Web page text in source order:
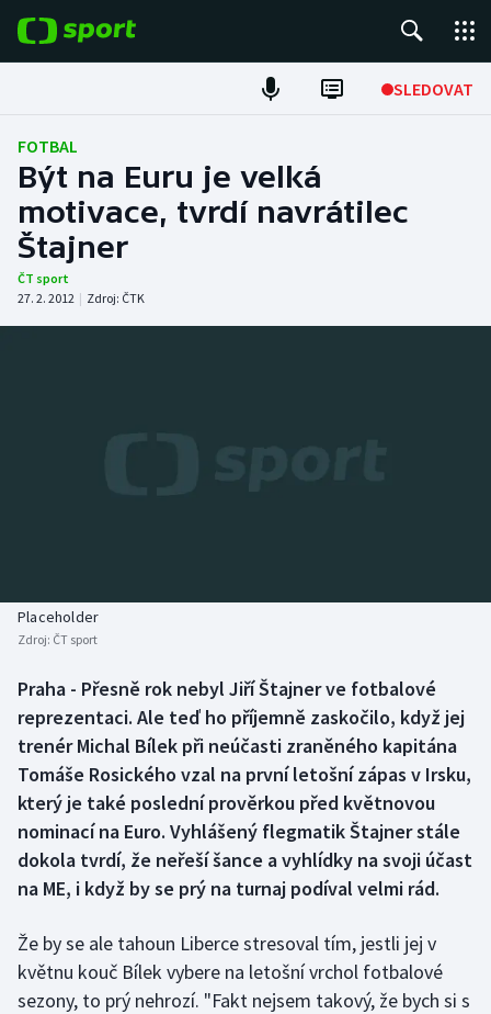
SLEDOVAT
Fotbal
Hokej
Tenis
Atletika
Biatlon
Box
Curling
Dostihy
Florbal
Golf
Aplikace ČT sport
FOTBAL
Být na Euru je velká
motivace, tvrdí navrátilec
Štajner
ČT sport
27. 2. 2012 | Zdroj: ČTK
Placeholder
Zdroj: ČT sport
Praha - Přesně rok nebyl Jiří Štajner ve fotbalové
reprezentaci. Ale teď ho příjemně zaskočilo, když jej
trenér Michal Bílek při neúčasti zraněného kapitána
Tomáše Rosického vzal na první letošní zápas v Irsku,
který je také poslední prověrkou před květnovou
nominací na Euro. Vyhlášený flegmatik Štajner stále
dokola tvrdí, že neřeší šance a vyhlídky na svoji účast
na ME, i když by se prý na turnaj podíval velmi rád.
Že by se ale tahoun Liberce stresoval tím, jestli jej v
květnu kouč Bílek vybere na letošní vrchol fotbalové
sezony, to prý nehrozí. "Fakt nejsem takový, že bych si s